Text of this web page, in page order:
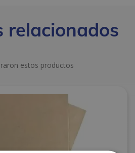
relacionados
estos productos